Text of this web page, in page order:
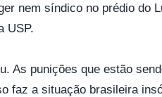
nem síndico no prédio do
USP.
As punições que estão
faz a situação brasileira